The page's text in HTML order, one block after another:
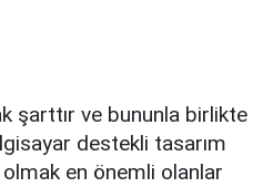
şarttır ve bununla birlikte
destekli tasarım
en önemli olanlar